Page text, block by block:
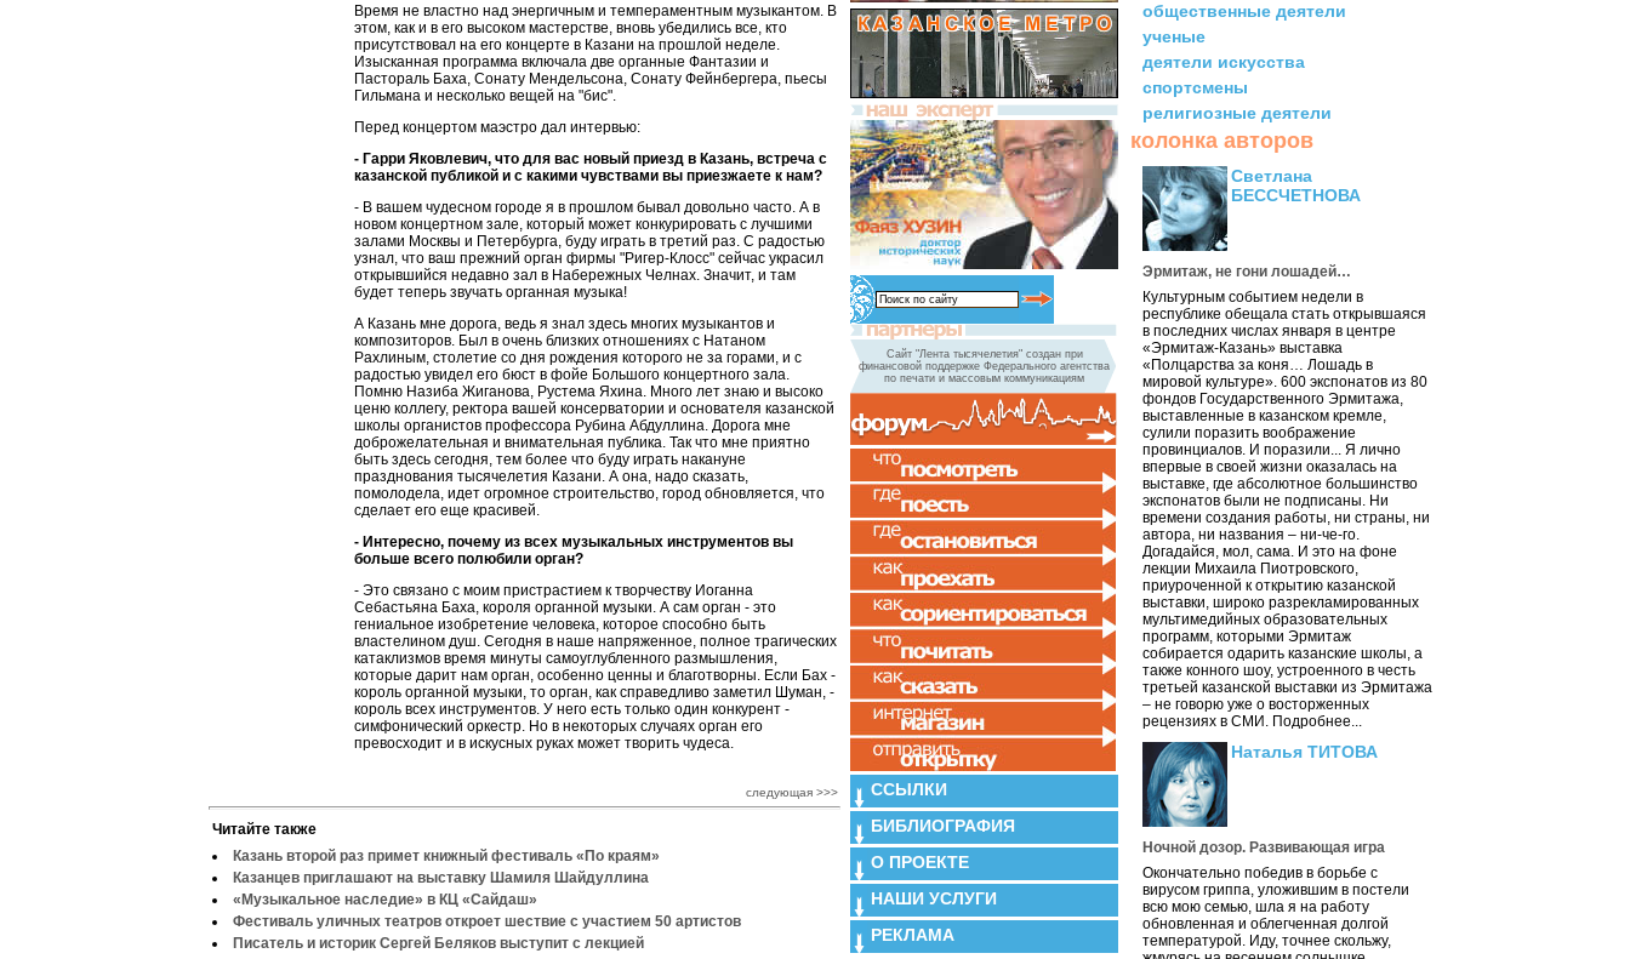
общественные деятели
ученые
деятели искусства
спортсмены
религиозные деятели
колонка авторов
Светлана
БЕССЧЕТНОВА
Эрмитаж, не гони лошадей…
Культурным событием недели в
республике обещала стать открывшаяся
в последних числах января в центре
«Эрмитаж-Казань» выставка
«Полцарства за коня… Лошадь в
мировой культуре». 600 экспонатов из 80
фондов Государственного Эрмитажа,
выставленные в казанском кремле,
сулили поразить воображение
провинциалов. И поразили... Я лично
впервые в своей жизни оказалась на
выставке, где абсолютное большинство
экспонатов были не подписаны. Ни
времени создания работы, ни страны, ни
автора, ни названия – ни-че-го.
Догадайся, мол, сама. И это на фоне
лекции Михаила Пиотровского,
приуроченной к открытию казанской
выставки, широко разрекламированных
мультимедийных образовательных
программ, которыми Эрмитаж
собирается одарить казанские школы, а
также конного шоу, устроенного в честь
третьей казанской выставки из Эрмитажа
– не говорю уже о восторженных
рецензиях в СМИ. Подробнее...
Наталья ТИТОВА
Ночной дозор. Развивающая игра
Окончательно победив в борьбе с
вирусом гриппа, уложившим в постели
всю мою семью, шла я на работу
обновленная и облегченная долгой
температурой. Иду, точнее скольжу,
Время не властно над энергичным и темпераментным музыкантом. В
этом, как и в его высоком мастерстве, вновь убедились все, кто
присутствовал на его концерте в Казани на прошлой неделе.
Изысканная программа включала две органные Фантазии и
Пастораль Баха, Сонату Мендельсона, Сонату Фейнбергера, пьесы
Гильмана и несколько вещей на "бис".
Перед концертом маэстро дал интервью:
- Гарри Яковлевич, что для вас новый приезд в Казань, встреча с
казанской публикой и с какими чувствами вы приезжаете к нам?
- В вашем чудесном городе я в прошлом бывал довольно часто. А в
новом концертном зале, который может конкурировать с лучшими
залами Москвы и Петербурга, буду играть в третий раз. С радостью
узнал, что ваш прежний орган фирмы "Ригер-Клосс" сейчас украсил
открывшийся недавно зал в Набережных Челнах. Значит, и там
будет теперь звучать органная музыка!
А Казань мне дорога, ведь я знал здесь многих музыкантов и
композиторов. Был в очень близких отношениях с Натаном
Рахлиным, столетие со дня рождения которого не за горами, и с
радостью увидел его бюст в фойе Большого концертного зала.
Помню Назиба Жиганова, Рустема Яхина. Много лет знаю и высоко
ценю коллегу, ректора вашей консерватории и основателя казанской
школы органистов профессора Рубина Абдуллина. Дорога мне
доброжелательная и внимательная публика. Так что мне приятно
быть здесь сегодня, тем более что буду играть накануне
празднования тысячелетия Казани. А она, надо сказать,
помолодела, идет огромное строительство, город обновляется, что
сделает его еще красивей.
- Интересно, почему из всех музыкальных инструментов вы
больше всего полюбили орган?
- Это связано с моим пристрастием к творчеству Иоганна
Себастьяна Баха, короля органной музыки. А сам орган - это
гениальное изобретение человека, которое способно быть
властелином душ. Сегодня в наше напряженное, полное трагических
катаклизмов время минуты самоуглубленного размышления,
которые дарит нам орган, особенно ценны и благотворны. Если Бах -
король органной музыки, то орган, как справедливо заметил Шуман, -
король всех инструментов. У него есть только один конкурент -
симфонический оркестр. Но в некоторых случаях орган его
превосходит и в искусных руках может творить чудеса.
следующая >>>
Читайте также
Казань второй раз примет книжный фестиваль «По краям»
Казанцев приглашают на выставку Шамиля Шайдуллина
«Музыкальное наследие» в КЦ «Сайдаш»
Фестиваль уличных театров откроет шествие с участием 50 артистов
Писатель и историк Сергей Беляков выступит с лекцией
Сайт "Лента тысячелетия" создан при
финансовой поддержке Федерального агентства
по печати и массовым коммуникациям
ССЫЛКИ
БИБЛИОГРАФИЯ
О ПРОЕКТЕ
НАШИ УСЛУГИ
РЕКЛАМА